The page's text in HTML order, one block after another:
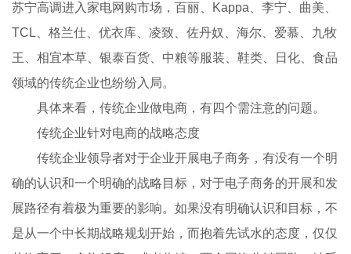
苏宁高调进入家电网购市场，百丽、Kappa、李宁、曲美、
TCL、格兰仕、优衣库、凌致、佐丹奴、海尔、爱慕、九牧
王、相宜本草、银泰百货、中粮等服装、鞋类、日化、食品
领域的传统企业也纷纷入局。
具体来看，传统企业做电商，有四个需注意的问题。
传统企业针对电商的战略态度
传统企业领导者对于企业开展电子商务，有没有一个明
确的认识和一个明确的战略目标，对于电子商务的开展和发
展路径有着极为重要的影响。如果没有明确认识和目标，不
是从一个中长期战略规划开始，而抱着先试水的态度，仅仅